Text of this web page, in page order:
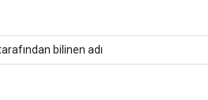
bilinen adı